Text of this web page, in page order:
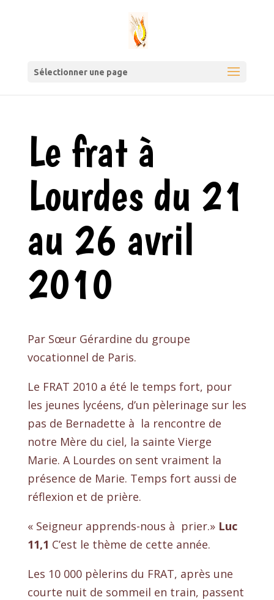
Sélectionner une page
Le frat à
Lourdes du 21
au 26 avril
2010
Par Sœur Gérardine du groupe
vocationnel de Paris.
Le FRAT 2010 a été le temps fort, pour
les jeunes lycéens, d’un pèlerinage sur les
pas de Bernadette à la rencontre de
notre Mère du ciel, la sainte Vierge
Marie. A Lourdes on sent vraiment la
présence de Marie. Temps fort aussi de
réflexion et de prière.
« Seigneur apprends-nous à prier.» Luc
11,1 C’est le thème de cette année.
Les 10 000 pèlerins du FRAT, après une
courte nuit de sommeil en train, passent